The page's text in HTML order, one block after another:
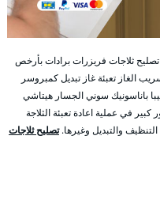
ثلاجات فريزرات برادات بأرخص
الغاز تعبئة غاز تبديل كمبروسر
باناسونيك سوني الجسار هيتاشي
في عملية اعادة تعبئة الثلاجة
والتبديل وغيرها.تصليح ثلاجات